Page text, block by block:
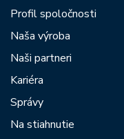
Profil spoločnosti
Naša výroba
Naši partneri
Kariéra
Správy
Na stiahnutie